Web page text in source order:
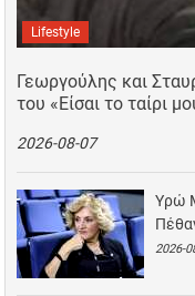
Lifestyle
Γεωργούλης και
του «Είσαι το ταίρι
2026-08-07
Υρώ
2026-